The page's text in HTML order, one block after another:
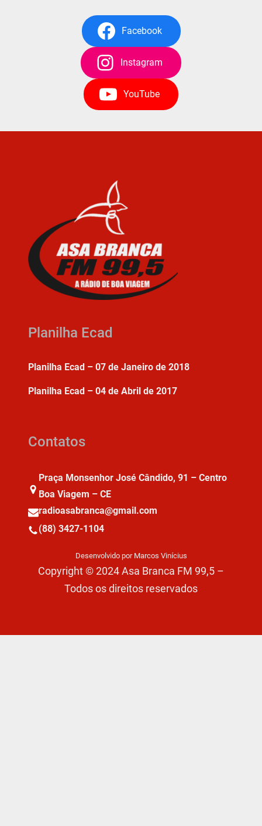
Facebook
Instagram
YouTube
Planilha Ecad
Planilha Ecad – 07 de Janeiro de 2018
Planilha Ecad – 04 de Abril de 2017
Contatos
Praça Monsenhor José Cândido, 91 – Centro
Boa Viagem – CE
radioasabranca@gmail.com
(88) 3427-1104
Desenvolvido por Marcos Vinícius
Copyright © 2024 Asa Branca FM 99,5 –
Todos os direitos reservados